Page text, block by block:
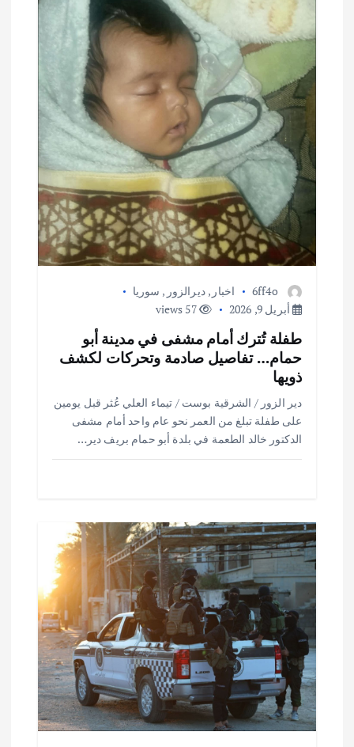
ت
6ff4o اخبار ,ديرالزور , سوريا
أبريل 9, 2026
57 views
طفلة تُترك أمام مشفى في مدينة أبو
حمام… تفاصيل صادمة وتحركات لكشف
ذويها
دير الزور / الشرقية بوست / تيماء العلي عُثر قبل يومين
على طفلة تبلغ من العمر نحو عام واحد أمام مشفى
الدكتور خالد الطعمة في بلدة أبو حمام بريف دير…